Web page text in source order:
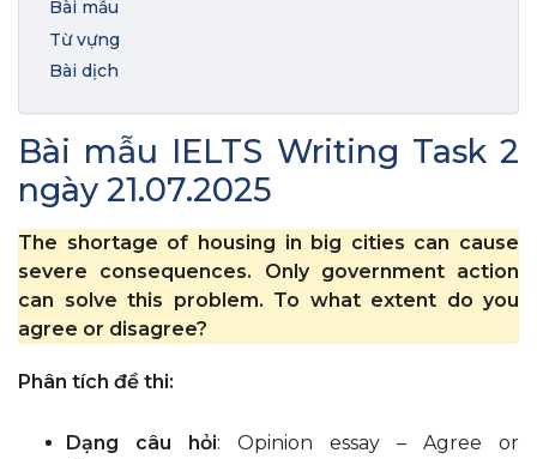
Bài mẫu
Từ vựng
Bài dịch
Bài mẫu IELTS Writing Task 2
ngày 21.07.2025
The shortage of housing in big cities can cause
severe consequences. Only government action
can solve this problem. To what extent do you
agree or disagree?
Phân tích đề thi:
Dạng câu hỏi: Opinion essay – Agree or